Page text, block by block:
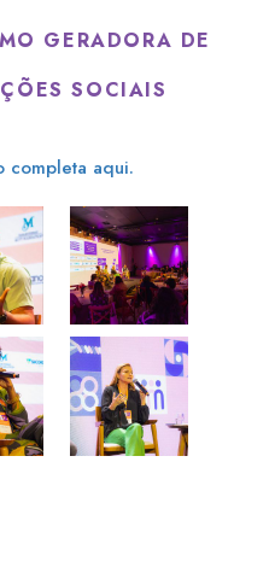
GERADORA DE
SOCIAIS
completa aqui.